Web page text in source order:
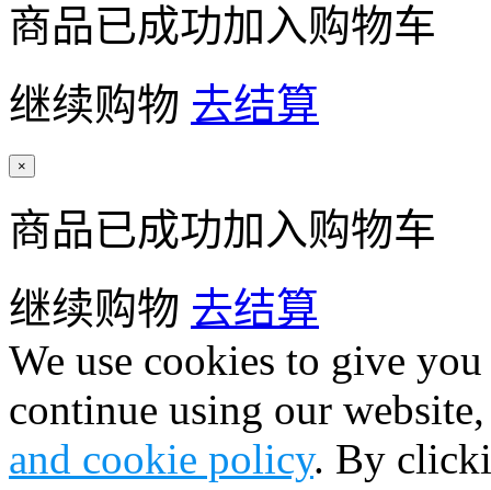
商品已成功加入购物车
继续购物 去结算
×
商品已成功加入购物车
继续购物 去结算
We use cookies to give
continue using our
and cookie policy. By